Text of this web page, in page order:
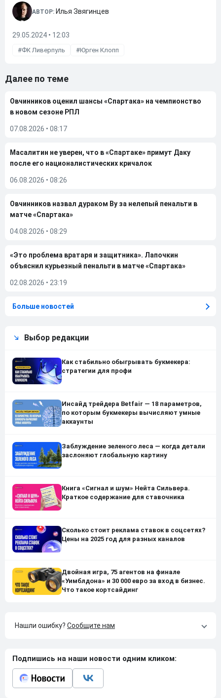
АВТОР: Илья Звягинцев
29.05.2024 • 12:03
ФК Ливерпуль Юрген Клопп
Далее по теме
Овчинников оценил шансы «Спартака» на чемпионство
в новом сезоне РПЛ
07.08.2026 • 08:17
Масалитин не уверен, что в «Спартаке» примут Даку
после его националистических кричалок
06.08.2026 • 08:26
Овчинников назвал дураком Ву за нелепый пенальти в
матче «Спартака»
04.08.2026 • 08:29
«Это проблема вратаря и защитника». Лапочкин
объяснил курьезный пенальти в матче «Спартака»
02.08.2026 • 23:19
Больше новостей
Выбор редакции
Как стабильно обыгрывать букмекера:
стратегии для профи
Инсайд трейдера Betfair — 18 параметров,
по которым букмекеры вычисляют умные
аккаунты
Заблуждение зеленого леса — когда детали
заслоняют глобальную картину
Книга «Сигнал и шум» Нейта Сильвера.
Краткое содержание для ставочника
Сколько стоит реклама ставок в соцсетях?
Цены на 2025 год для разных каналов
Двойная игра, 75 агентов на финале
«Уимблдона» и 30 000 евро за вход в бизнес.
Что такое кортсайдинг
Нашли ошибку? Сообщите нам
Подпишись на наши новости одним кликом: